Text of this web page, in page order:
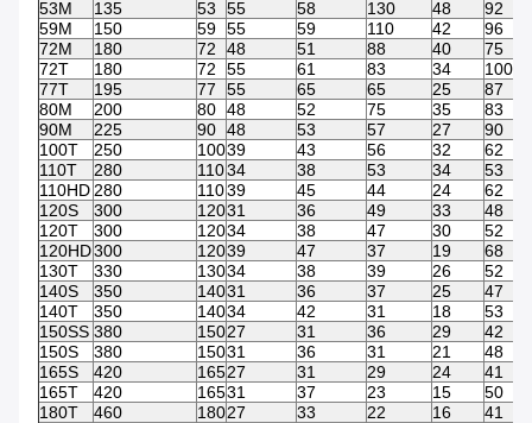
53M
135 53 55 58 130 48 92
59M
150 59 55 59 110 42 96
72M
180 72 48 51 88 40 75
72T
180 72 55 61 83 34 100
77T
195 77 55 65 65 25 87
80M
200 80 48 52 75 35 83
90M
225 90 48 53 57 27 90
100T
250 10039 43 56 32 62
110T
280 11034 38 53 34 53
110HD 280 11039 45 44 24 62
120S
300 12031 36 49 33 48
120T
300 12034 38 47 30 52
120HD300 12039 47 37 19 68
130T
330 13034 38 39 26 52
140S
350 14031 36 37 25 47
140T
350 14034 42 31 18 53
150SS 380 15027 31 36 29 42
150S
380 15031 36 31 21 48
165S
420 16527 31 29 24 41
165T
420 16531 37 23 15 50
180T
460 18027 33 22 16 41